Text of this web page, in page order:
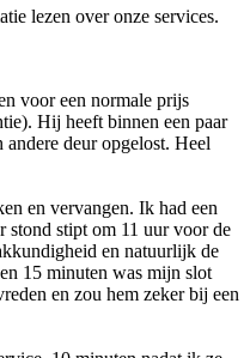
lezen over onze services.
voor een normale prijs
Hij heeft binnen een paar
deur opgelost. Heel
en vervangen. Ik had een
stond stipt om 11 uur voor de
en natuurlijk de
15 minuten was mijn slot
en zou hem zeker bij een